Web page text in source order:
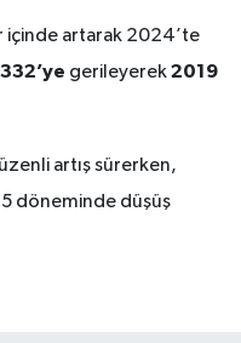
içinde artarak 2024’te
332’ye gerileyerek2019
artış sürerken,
döneminde düşüş